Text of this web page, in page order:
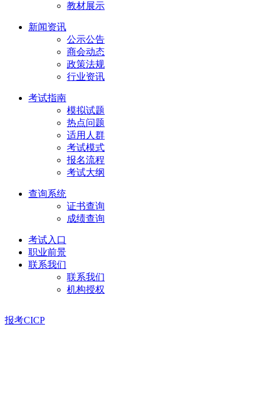
教材展示
新闻资讯
公示公告
商会动态
政策法规
行业资讯
考试指南
模拟试题
热点问题
适用人群
考试模式
报名流程
考试大纲
查询系统
证书查询
成绩查询
考试入口
职业前景
联系我们
联系我们
机构授权
报考CICP